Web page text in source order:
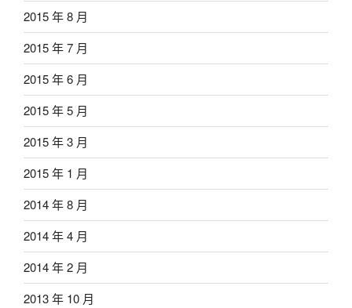
2015 年 8 月
2015 年 7 月
2015 年 6 月
2015 年 5 月
2015 年 3 月
2015 年 1 月
2014 年 8 月
2014 年 4 月
2014 年 2 月
2013 年 10 月